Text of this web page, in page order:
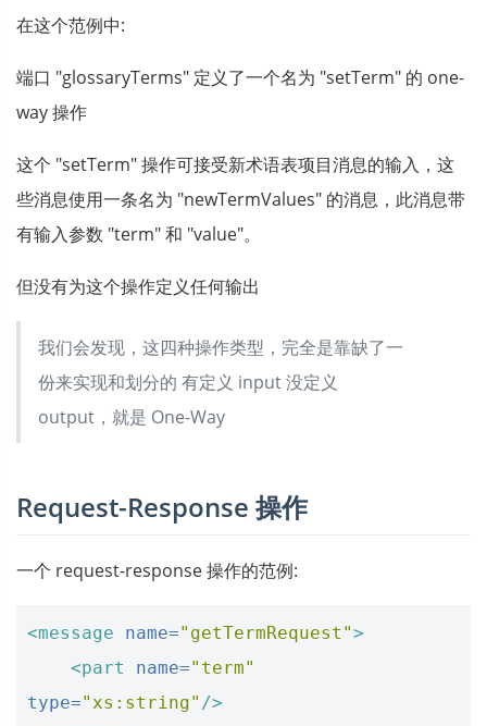
在这个范例中:
端口 "glossaryTerms" 定义了一个名为 "setTerm" 的 one-
way 操作
这个 "setTerm" 操作可接受新术语表项目消息的输入，这
些消息使用一条名为 "newTermValues" 的消息，此消息带
有输入参数 "term" 和 "value"。
但没有为这个操作定义任何输出
我们会发现，这四种操作类型，完全是靠缺了一
份来实现和划分的 有定义 input 没定义
output，就是 One-Way
Request-Response 操作
一个 request-response 操作的范例:
<message name="getTermRequest">
<part
name="term"
type="xs:string" />